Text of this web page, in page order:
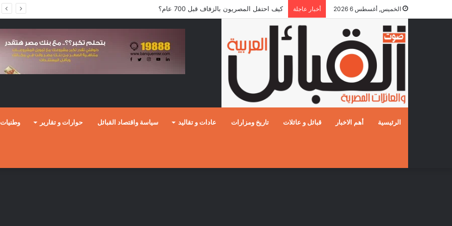
الخميس, أغسطس 6 2026 أخبار عاجلة كيف احتفل المصريون بالزفاف قبل 700 عام؟
الرئيسية أهم الاخبار قبائل و عائلات تاريخ ومزارات عادات و تقاليد سياسة واقتصاد القبائل حوارات و تقارير وطنيات